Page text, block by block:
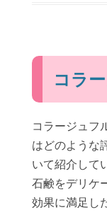
コラ
コラージュフ
はどのような
いて紹介して
石鹸をデリケ
効果に満足し